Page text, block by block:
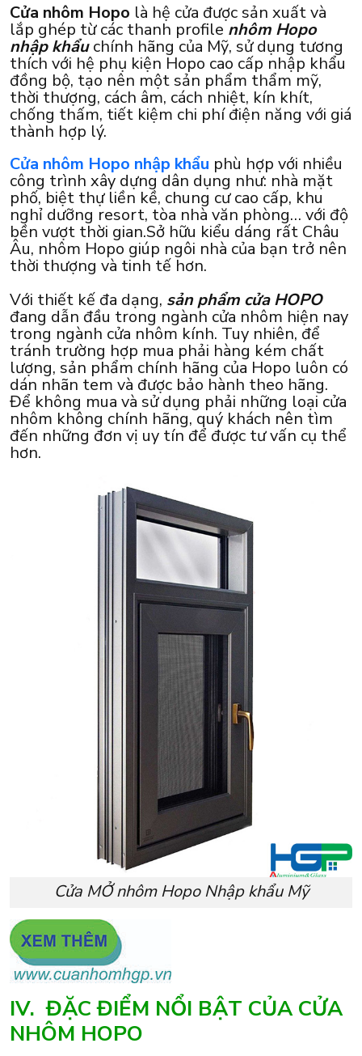
Cửa nhôm Hopo là hệ cửa được sản xuất và
lắp ghép từ các thanh profile nhôm Hopo
nhập khẩuchính hãng của Mỹ, sử dụng tương
thích với hệ phụ kiện Hopo cao cấp nhập khẩu
đồng bộ, tạo nên một sản phẩm thẩm mỹ,
thời thượng, cách âm, cách nhiệt, kín khít,
chống thấm, tiết kiệm chi phí điện năng với giá
thành hợp lý.
Cửa nhôm Hopo nhập khẩu phù hợp với nhiều
công trình xây dựng dân dụng như: nhà mặt
phố, biệt thự liền kề, chung cư cao cấp, khu
nghỉ dưỡng resort, tòa nhà văn phòng… với độ
bền vượt thời gian.Sở hữu kiểu dáng rất Châu
Âu, nhôm Hopo giúp ngôi nhà của bạn trở nên
thời thượng và tinh tế hơn.
Với thiết kế đa dạng, sản phẩm cửa HOPO
đang dẫn đầu trong ngành cửa nhôm hiện nay
trong ngành cửa nhôm kính. Tuy nhiên, để
tránh trường hợp mua phải hàng kém chất
lượng, sản phẩm chính hãng của Hopo luôn có
dán nhãn tem và được bảo hành theo hãng.
Để không mua và sử dụng phải những loại cửa
nhôm không chính hãng, quý khách nên tìm
đến những đơn vị uy tín để được tư vấn cụ thể
hơn.
Cửa MỞ nhôm Hopo Nhập khẩu Mỹ
IV. ĐẶC ĐIỂM NỔI BẬT CỦA CỬA
NHÔM HOPO